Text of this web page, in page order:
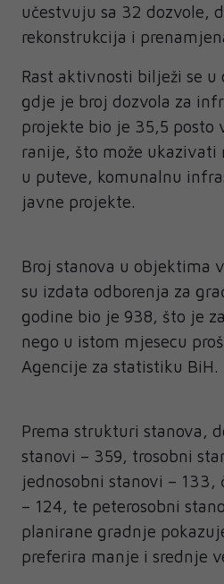
učestvuju sa 32 dozvole,
rekonstrukcija i
Rast aktivnosti bilježi se u
gdje je broj dozvola za
projekte bio je 35,5 posto
ranije, što može ukazivati
u puteve, komunalnu
javne projekte.
Broj stanova u objektima
su izdata odborenja za
godine bio je 938, što je
nego u istom mjesecu
Agencije za statistiku BiH.
Prema strukturi stanova,
stanovi – 359, trosobni
jednosobni stanovi – 133,
– 124, te peterosobni
planirane gradnje
preferira manje i srednje